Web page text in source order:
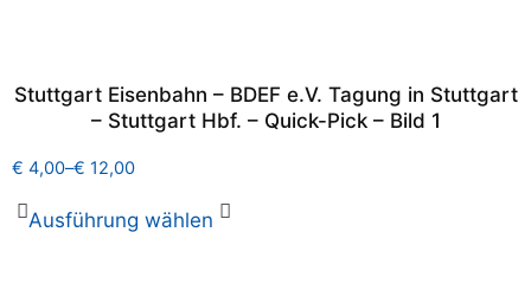
Stuttgart Eisenbahn – BDEF e.V. Tagung in Stuttgart
– Stuttgart Hbf. – Quick-Pick – Bild 1
€ 4,00–€ 12,00
Ausführung wählen